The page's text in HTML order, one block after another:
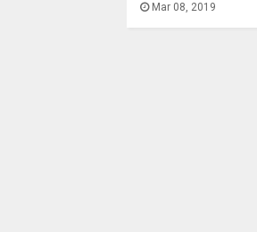
Mar 08, 2019